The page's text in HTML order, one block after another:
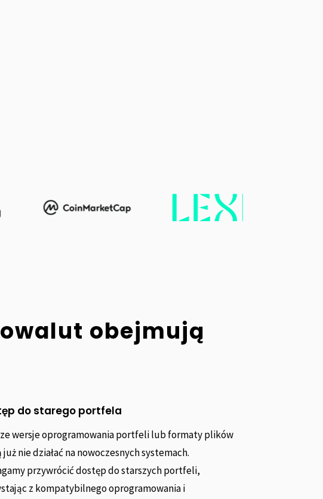
obejmują
do starego portfela
wersje oprogramowania portfeli lub formaty plików
już nie działać na nowoczesnych systemach.
przywrócić dostęp do starszych portfeli,
z kompatybilnego oprogramowania i